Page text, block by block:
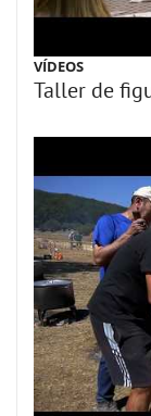
VÍDEOS
Taller de